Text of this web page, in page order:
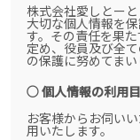
株式会社愛しとー
大切な個人情報を
す。その責任を果
定め、役員及び全
の保護に努めてま
○ 個人情報の利用
お客様からお伺い
用いたします。